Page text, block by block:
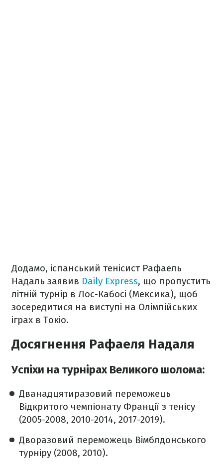
Додамо, іспанський тенісист Рафаель
Надаль заявив Daily Express, що пропустить
літній турнір в Лос-Кабосі (Мексика), щоб
зосередитися на виступі на Олімпійських
іграх в Токіо.
Досягнення Рафаеля Надаля
Успіхи на турнірах Великого шолома:
Дванадцятиразовий переможець
Відкритого чемпіонату Франції з тенісу
(2005-2008, 2010-2014, 2017-2019).
Дворазовий переможець Вімблдонського
турніру (2008, 2010).